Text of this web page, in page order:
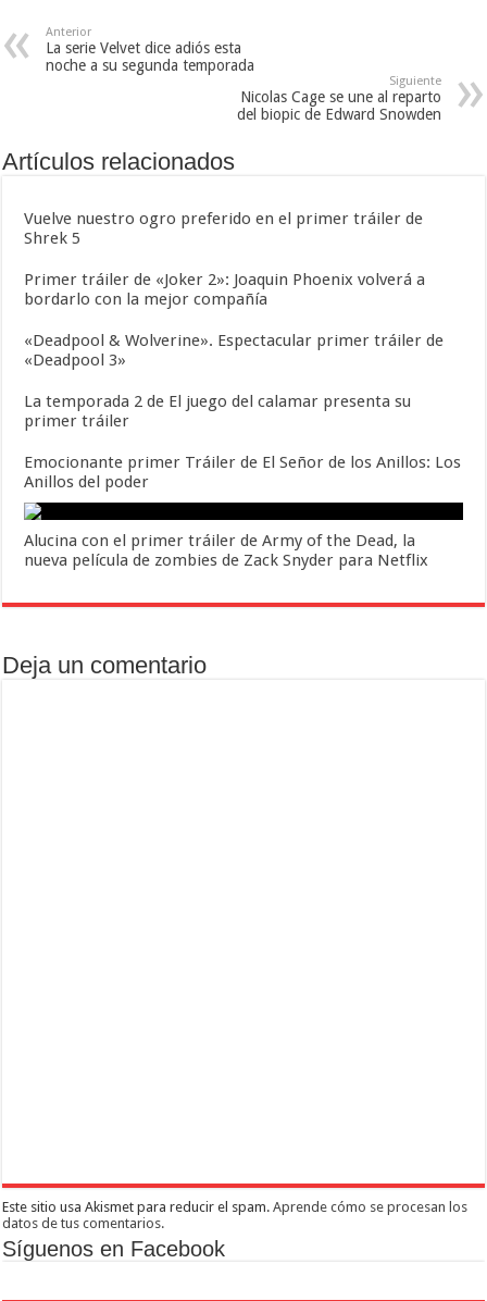
Anterior
La serie Velvet dice adiós esta
noche a su segunda temporada
Siguiente
Nicolas Cage se une al reparto
del biopic de Edward Snowden
Artículos relacionados
Vuelve nuestro ogro preferido en el primer tráiler de
Shrek 5
Primer tráiler de «Joker 2»: Joaquin Phoenix volverá a
bordarlo con la mejor compañía
«Deadpool & Wolverine». Espectacular primer tráiler de
«Deadpool 3»
La temporada 2 de El juego del calamar presenta su
primer tráiler
Emocionante primer Tráiler de El Señor de los Anillos: Los
Anillos del poder
Alucina con el primer tráiler de Army of the Dead, la
nueva película de zombies de Zack Snyder para Netflix
Deja un comentario
Este sitio usa Akismet para reducir el spam.Aprende cómo se procesan los
datos de tus comentarios.
Síguenos en Facebook